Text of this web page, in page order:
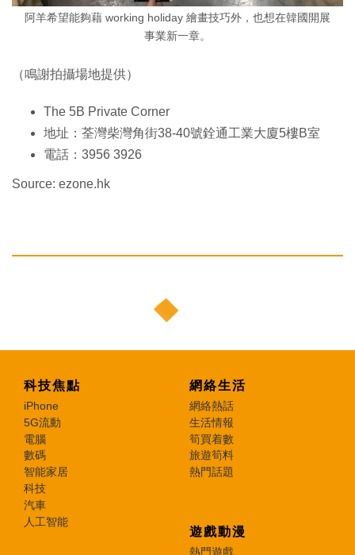
阿羊希望能夠藉 working holiday 繪畫技巧外，也想在韓國開展
事業新一章。
（鳴謝拍攝場地提供）
The 5B Private Corner
地址：荃灣柴灣角街38-40號銓通工業大廈5樓B室
電話：3956 3926
Source: ezone.hk
科技焦點
iPhone
5G流動
電腦
數碼
智能家居
科技
汽車
人工智能
網絡生活
網絡熱話
生活情報
筍買着數
旅遊筍料
熱門話題
遊戲動漫
熱門遊戲